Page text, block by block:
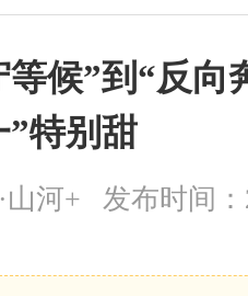
等候”到“反向
”特别甜
山河+ 发布时间：